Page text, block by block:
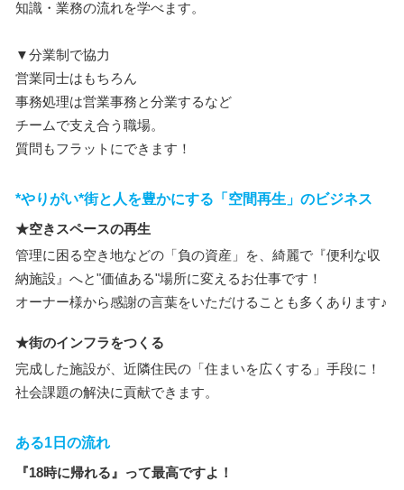
知識・業務の流れを学べます。
▼分業制で協力
営業同士はもちろん
事務処理は営業事務と分業するなど
チームで支え合う職場。
質問もフラットにできます！
*やりがい*街と人を豊かにする「空間再生」のビジネス
★空きスペースの再生
管理に困る空き地などの「負の資産」を、綺麗で『便利な収
納施設』へと"価値ある"場所に変えるお仕事です！
オーナー様から感謝の言葉をいただけることも多くあります♪
★街のインフラをつくる
完成した施設が、近隣住民の「住まいを広くする」手段に！
社会課題の解決に貢献できます。
ある1日の流れ
『18時に帰れる』って最高ですよ！